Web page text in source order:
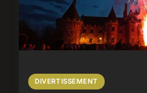
DIVERTISSEMENT